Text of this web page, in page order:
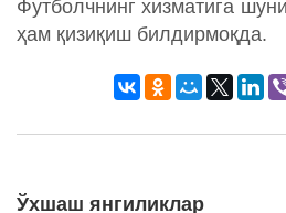
Футболчнинг хизматига
ҳам қизиқиш билдирмоқда.
Ўхшаш янгиликлар